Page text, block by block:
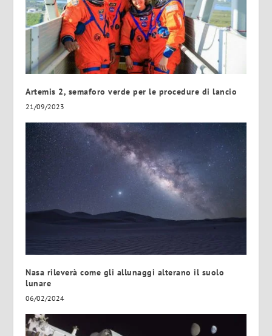
Artemis 2, semaforo verde per le procedure di lancio
21/09/2023
Nasa rileverà come gli allunaggi alterano il suolo
lunare
06/02/2024